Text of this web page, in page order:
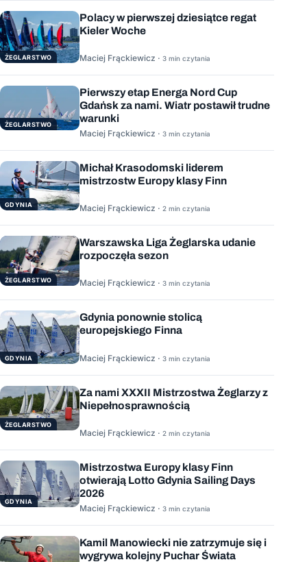
ŻEGLARSTWO
Polacy w pierwszej dziesiątce regat
Kieler Woche
Maciej Frąckiewicz · 3 min czytania
ŻEGLARSTWO
Pierwszy etap Energa Nord Cup
Gdańsk za nami. Wiatr postawił trudne
warunki
Maciej Frąckiewicz · 3 min czytania
GDYNIA
Michał Krasodomski liderem
mistrzostw Europy klasy Finn
Maciej Frąckiewicz · 2 min czytania
ŻEGLARSTWO
Warszawska Liga Żeglarska udanie
rozpoczęła sezon
Maciej Frąckiewicz · 3 min czytania
GDYNIA
Gdynia ponownie stolicą
europejskiego Finna
Maciej Frąckiewicz · 3 min czytania
ŻEGLARSTWO
Za nami XXXII Mistrzostwa Żeglarzy z
Niepełnosprawnością
Maciej Frąckiewicz · 2 min czytania
GDYNIA
Mistrzostwa Europy klasy Finn
otwierają Lotto Gdynia Sailing Days
2026
Maciej Frąckiewicz · 3 min czytania
Kamil Manowiecki nie zatrzymuje się i
wygrywa kolejny Puchar Świata